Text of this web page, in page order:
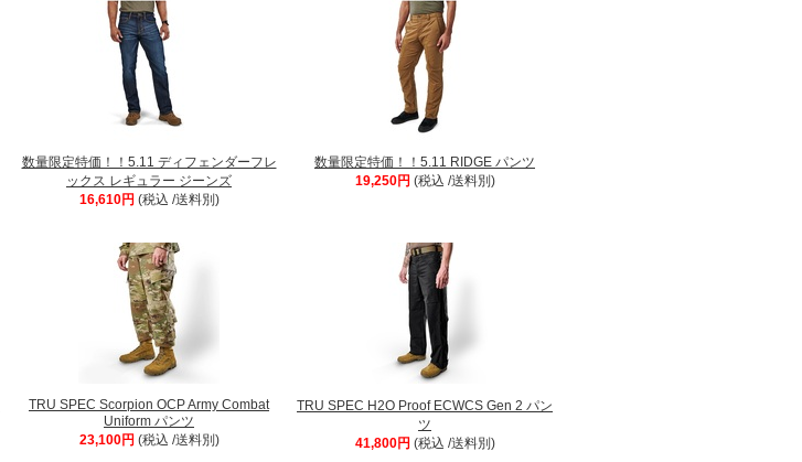
数量限定特価！！5.11 ディフェンダーフレ
ックス レギュラー ジーンズ
16,610円 (税込 /送料別)
数量限定特価！！5.11 RIDGE パンツ
19,250円 (税込 /送料別)
TRU SPEC Scorpion OCP Army Combat
Uniform パンツ
23,100円 (税込 /送料別)
TRU SPEC H2O Proof ECWCS Gen 2 パン
ツ
41,800円 (税込 /送料別)